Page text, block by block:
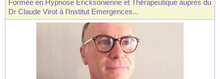
Formée en Hypnose Ericksonienne et Thérapeutique auprès du
Dr Claude Virot à l'Institut Emergences...